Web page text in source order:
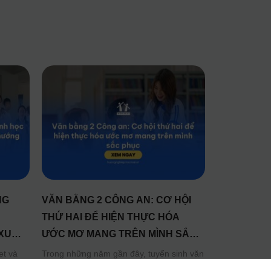
và
VĂN BẰNG 2 CÔNG AN: CƠ HỘI
THỨ HAI ĐỂ HIỆN THỰC HÓA
ƯỚC MƠ MANG TRÊN MÌNH SẮC
PHỤC
Trong những năm gần đây, tuyển sinh văn